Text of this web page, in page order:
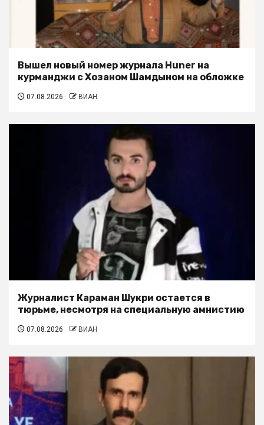
Вышел новый номер журнала Huner на
курманджи с Хозаном Шамдыном на обложке
07.08.2026 ВИАН
Журналист Караман Шукри остается в
тюрьме, несмотря на специальную амнистию
07.08.2026 ВИАН